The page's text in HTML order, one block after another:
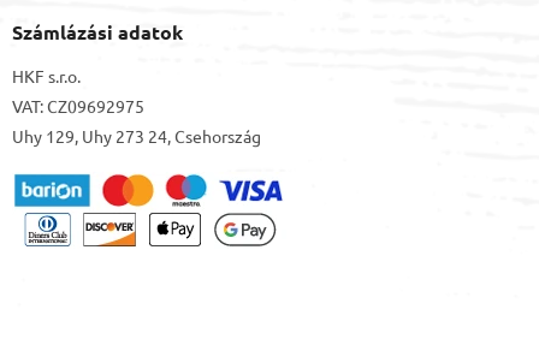
Számlázási adatok
HKF s.r.o.
VAT: CZ09692975
Uhy 129, Uhy 273 24, Csehország